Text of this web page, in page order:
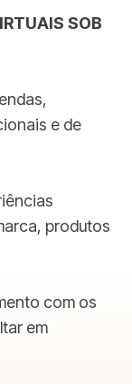
SOB
e de
produtos
com os
em